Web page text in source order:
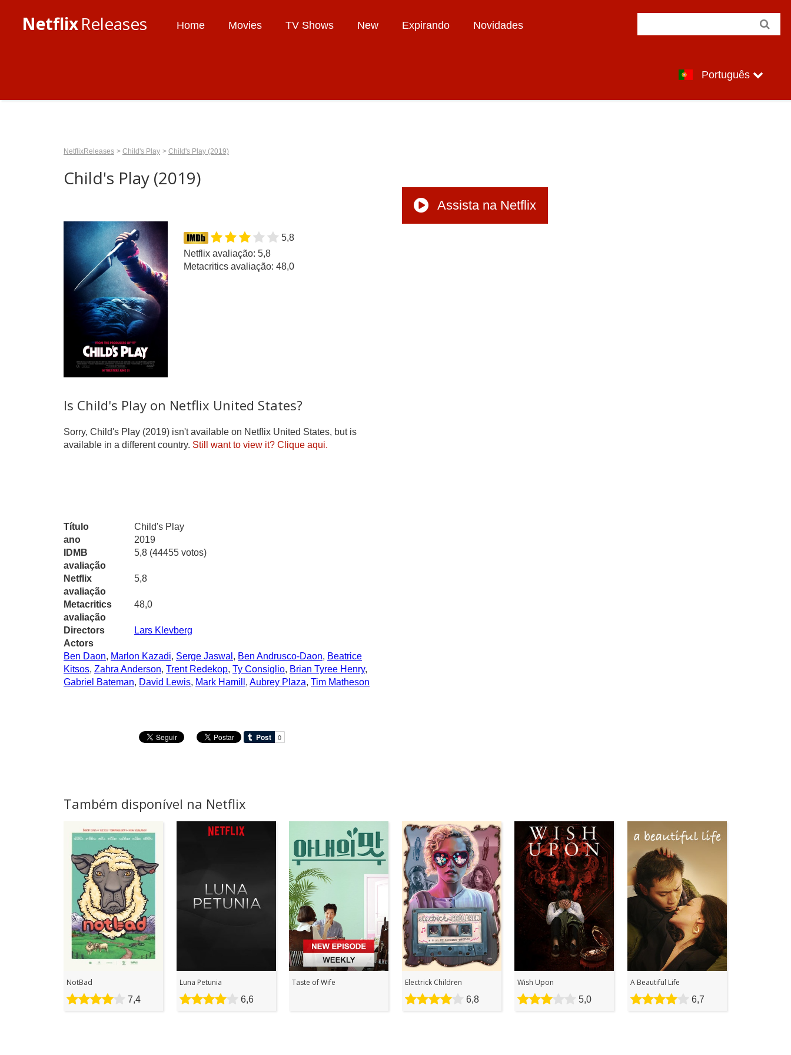
NetflixReleases Home Movies TV Shows New Expirando Novidades
Português
NetflixReleases Child's Play Child's Play (2019)
Child's Play (2019)
5,8
Netflix avaliação: 5,8
Metacritics avaliação: 48,0
Is Child's Play on Netflix United States?
Sorry, Child's Play (2019) isn't available on Netflix United States, but is
available in a different country. Still want to view it? Clique aqui.
Título
Child's Play
ano
2019
IDMB
avaliação
5,8 (44455 votos)
Netflix
avaliação
5,8
Metacritics
avaliação
48,0
Directors
Lars Klevberg
Actors
Ben Daon, Marlon Kazadi, Serge Jaswal , Ben Andrusco-Daon, Beatrice
Kitsos, Zahra Anderson, Trent Redekop, Ty Consiglio, Brian Tyree Henry,
Gabriel Bateman, David Lewis, Mark Hamill , Aubrey Plaza, Tim Matheson
Assista na Netflix
Também disponível na Netflix
NotBad
7,4
Luna Petunia
6,6
Taste of Wife
Electrick Children
6,8
Wish Upon
5,0
A Beautiful Life
6,7